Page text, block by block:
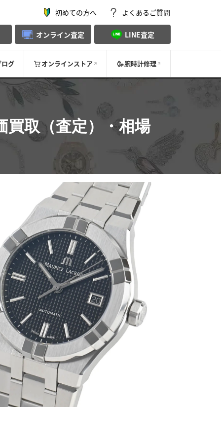
初めての方へ よくあるご質問
オンライン査定 LINE査定
ログ オンラインストア 腕時計修理
買取（査定）・相場